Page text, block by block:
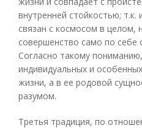
внутренней стойкостью; т.к.
связан с космосом в целом,
совершенство само по себе
Согласно такому
индивидуальных и
жизни, а в ее родовой
разумом.
Третья традиция, по